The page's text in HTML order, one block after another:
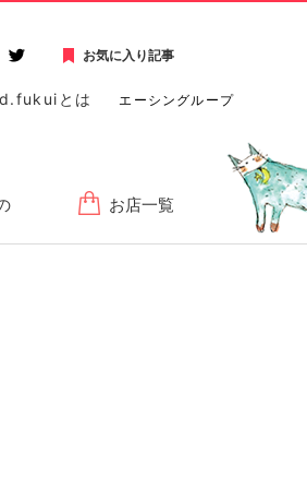
お気に入り記事
とは エーシングループ
お店一覧